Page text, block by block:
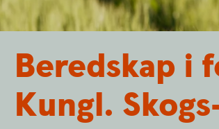
Beredskap i
Kungl.